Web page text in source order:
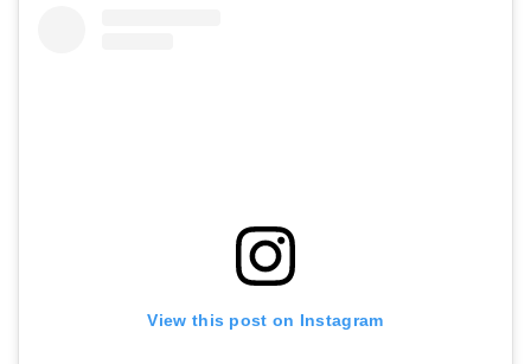
View this post on Instagram